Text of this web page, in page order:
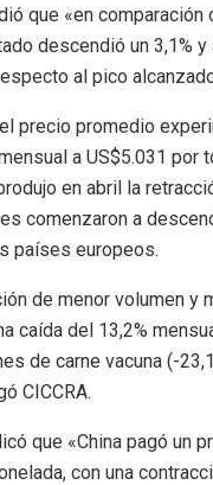
que «en
descendió un 3,1% y
al pico
precio promedio
a US$5.031 por
en abril la
comenzaron a
países europeos.
de menor volumen y
caída del 13,2%
de carne vacuna (-
CICCRA.
que «China pagó un
con una